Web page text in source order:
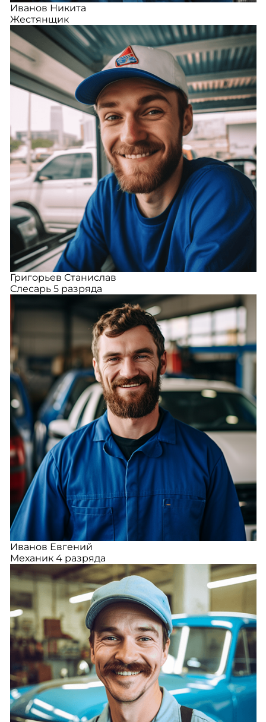
Иванов Никита
Жестянщик
Григорьев Станислав
Слесарь 5 разряда
Иванов Евгений
Механик 4 разряда